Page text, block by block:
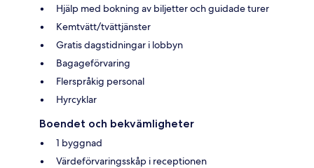
Hjälp med bokning av biljetter och guidade turer
Kemtvätt/tvättjänster
Gratis dagstidningar i lobbyn
Bagageförvaring
Flerspråkig personal
Hyrcyklar
Boendet och bekvämligheter
1 byggnad
Värdeförvaringsskåp i receptionen